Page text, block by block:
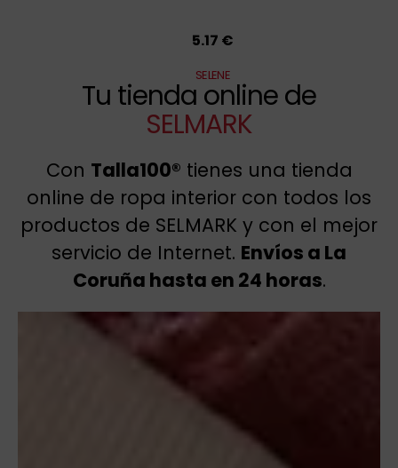
5.17 €
SELENE
Tu tienda online de
SELMARK
Con Talla100® tienes una tienda
online de ropa interior con todos los
productos de SELMARK y con el mejor
servicio de Internet. Envíos a La
Coruña hasta en 24 horas.